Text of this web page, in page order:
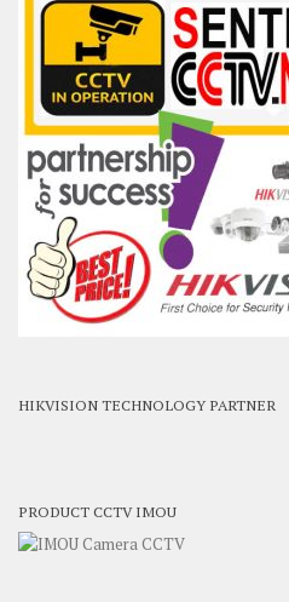
HIKVISION TECHNOLOGY PARTNER
PRODUCT CCTV IMOU